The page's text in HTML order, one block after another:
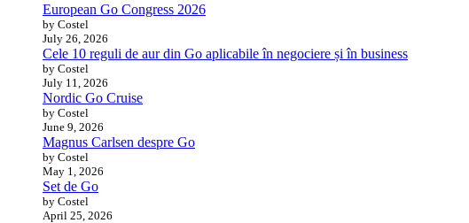
European Go Congress 2026
by Costel
July 26, 2026
Cele 10 reguli de aur din Go aplicabile în negociere și în business
by Costel
July 11, 2026
Nordic Go Cruise
by Costel
June 9, 2026
Magnus Carlsen despre Go
by Costel
May 1, 2026
Set de Go
by Costel
April 25, 2026